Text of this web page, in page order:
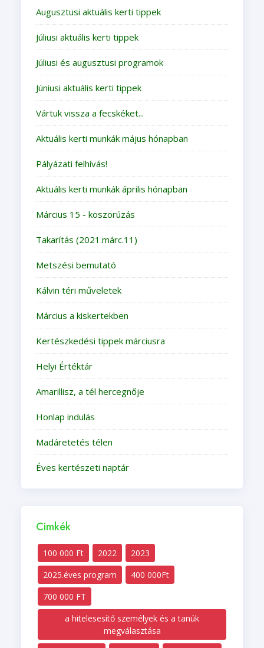
Augusztusi aktuális kerti tippek
Júliusi aktuális kerti tippek
Júliusi és augusztusi programok
Júniusi aktuális kerti tippek
Vártuk vissza a fecskéket...
Aktuális kerti munkák május hónapban
Pályázati felhívás!
Aktuális kerti munkák április hónapban
Március 15 - koszorúzás
Takarítás (2021.márc.11)
Metszési bemutató
Kálvin téri műveletek
Március a kiskertekben
Kertészkedési tippek márciusra
Helyi Értéktár
Amarillisz, a tél hercegnője
Honlap indulás
Madáretetés télen
Éves kertészeti naptár
Cimkék
100 000 Ft 2022
2023
2025.éves program
400 000Ft
700 000 FT
a hitelesesítő személyek és a tanúk
megválasztása